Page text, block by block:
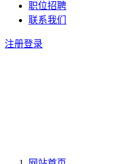
职位招聘
联系我们
注册登录